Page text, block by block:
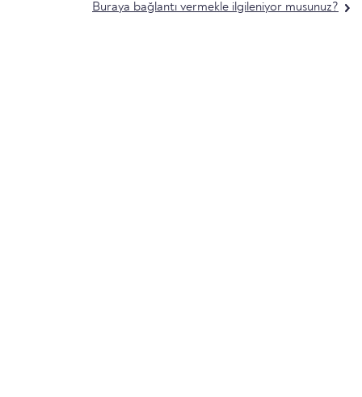
Buraya bağlantı vermekle ilgileniyor musunuz?